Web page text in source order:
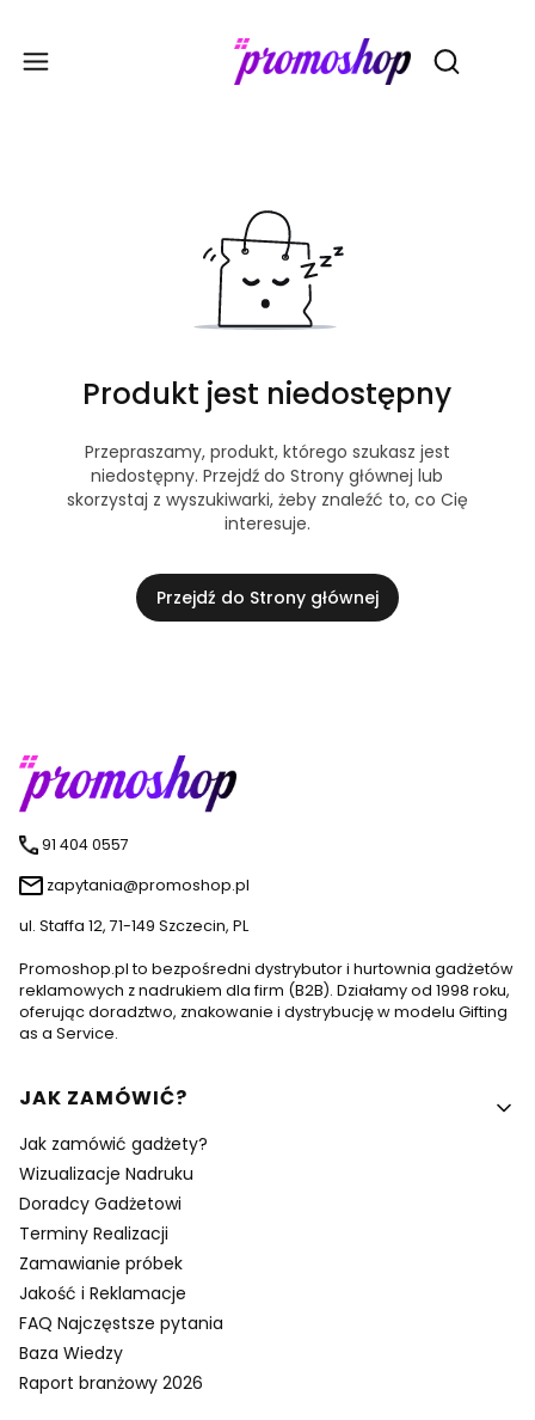
Otwórz
Produkt jest niedostępny
Przepraszamy, produkt, którego szukasz jest
niedostępny. Przejdź do Strony głównej lub
skorzystaj z wyszukiwarki, żeby znaleźć to, co Cię
interesuje.
Przejdź do Strony głównej
91 404 0557
zapytania@promoshop.pl
ul. Staffa 12, 71-149 Szczecin, PL
Promoshop.pl to bezpośredni dystrybutor i hurtownia gadżetów
reklamowych z nadrukiem dla firm (B2B). Działamy od 1998 roku,
oferując doradztwo, znakowanie i dystrybucję w modelu Gifting
as a Service.
Linki w stopce
JAK ZAMÓWIĆ?
Jak zamówić gadżety?
Wizualizacje Nadruku
Doradcy Gadżetowi
Terminy Realizacji
Zamawianie próbek
Jakość i Reklamacje
FAQ Najczęstsze pytania
Baza Wiedzy
Raport branżowy 2026